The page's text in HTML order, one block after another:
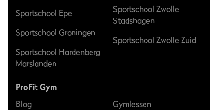
Sportschool Epe
Sportschool Groningen
Sportschool Hardenberg
Marslanden
Sportschool Zwolle
Stadshagen
Sportschool Zwolle Zuid
ProFit Gym
Blog
Gymlessen